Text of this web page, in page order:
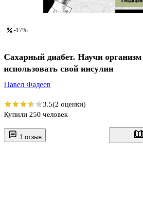
1 отзыв
-17%
Сахарный диабет. Научи
использовать свой инсулин
Павел Фадеев
3.5(2 оценки)
Купили 250 человек